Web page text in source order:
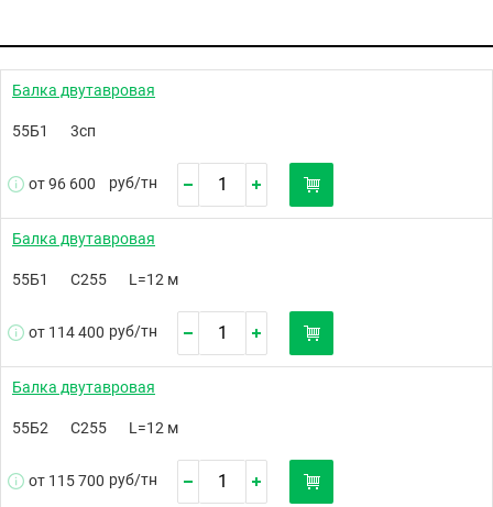
Балка двутавровая
55Б1 3сп
от 96 600 руб/тн
Балка двутавровая
55Б1 С255 L=12 м
от 114 400 руб/тн
Балка двутавровая
55Б2 С255 L=12 м
от 115 700 руб/тн